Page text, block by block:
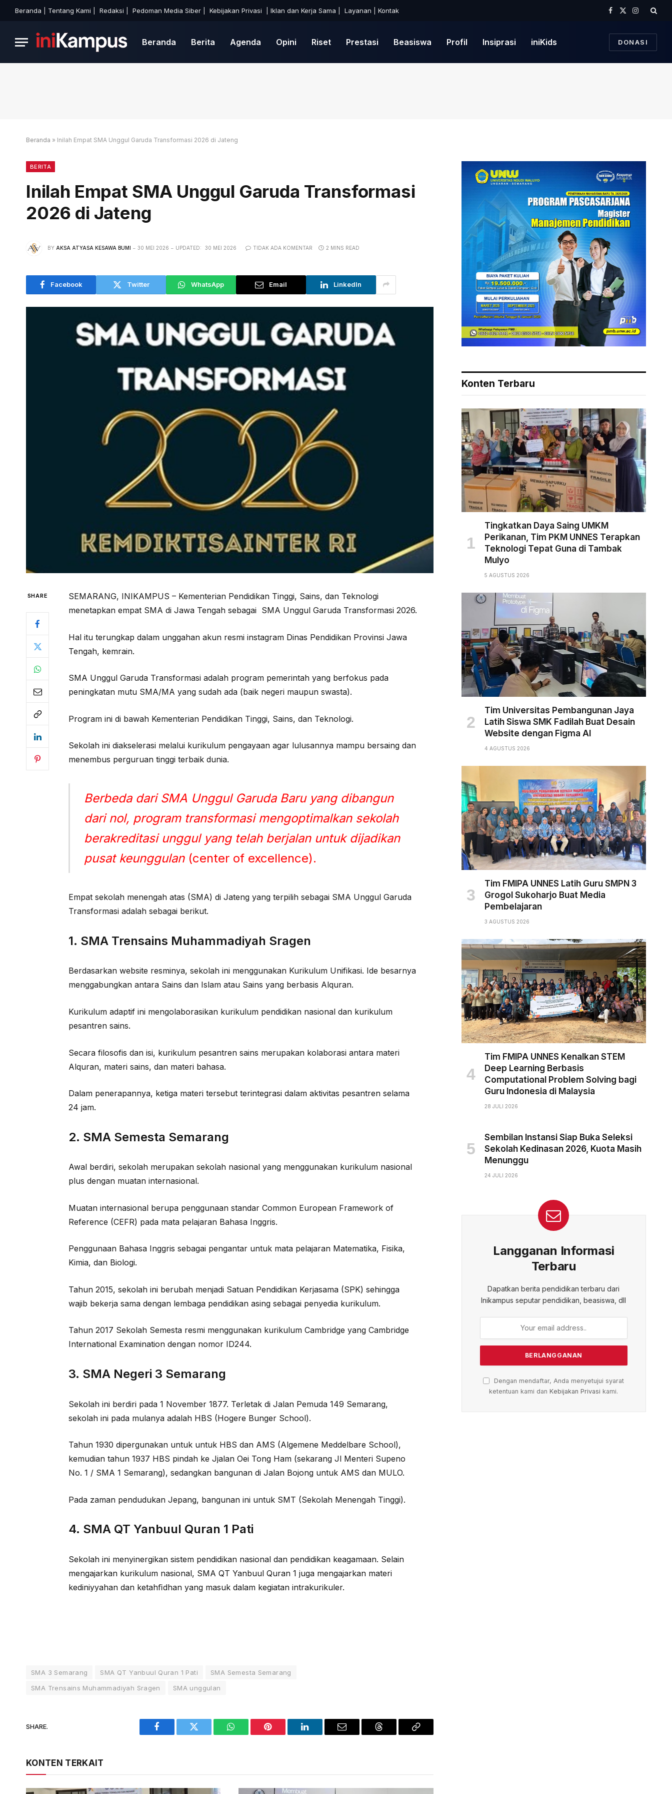
Beranda Tentang Kami Redaksi Pedoman Media Siber Kebijakan Privasi Iklan dan Kerja Sama Layanan Kontak
Facebook
X
Instagram
Beranda Berita Agenda Opini Riset Prestasi Beasiswa Profil Insiprasi iniKids DONASI
Beranda » Inilah Empat SMA Unggul Garuda Transformasi 2026 di Jateng
BERITA
Inilah Empat SMA Unggul Garuda Transformasi
2026 di Jateng
BY AKSA ATYASA KESAWA BUMI 30 MEI 2026 UPDATED: 30 MEI 2026 TIDAK ADA KOMENTAR 2 MINS READ
Facebook Twitter WhatsApp Email LinkedIn
SHARE
SEMARANG, INIKAMPUS – Kementerian Pendidikan Tinggi, Sains, dan Teknologi
menetapkan empat SMA di Jawa Tengah sebagai SMA Unggul Garuda Transformasi 2026.
Hal itu terungkap dalam unggahan akun resmi instagram Dinas Pendidikan Provinsi Jawa
Tengah, kemrain.
SMA Unggul Garuda Transformasi adalah program pemerintah yang berfokus pada
peningkatan mutu SMA/MA yang sudah ada (baik negeri maupun swasta).
Program ini di bawah Kementerian Pendidikan Tinggi, Sains, dan Teknologi.
Sekolah ini diakselerasi melalui kurikulum pengayaan agar lulusannya mampu bersaing dan
menembus perguruan tinggi terbaik dunia.
Berbeda dari SMA Unggul Garuda Baru yang dibangun
dari nol, program transformasi mengoptimalkan sekolah
berakreditasi unggul yang telah berjalan untuk dijadikan
pusat keunggulan (center of excellence).
Empat sekolah menengah atas (SMA) di Jateng yang terpilih sebagai SMA Unggul Garuda
Transformasi adalah sebagai berikut.
1. SMA Trensains Muhammadiyah Sragen
Berdasarkan website resminya, sekolah ini menggunakan Kurikulum Unifikasi. Ide besarnya
menggabungkan antara Sains dan Islam atau Sains yang berbasis Alquran.
Kurikulum adaptif ini mengolaborasikan kurikulum pendidikan nasional dan kurikulum
pesantren sains.
Secara filosofis dan isi, kurikulum pesantren sains merupakan kolaborasi antara materi
Alquran, materi sains, dan materi bahasa.
Dalam penerapannya, ketiga materi tersebut terintegrasi dalam aktivitas pesantren selama
24 jam.
2. SMA Semesta Semarang
Awal berdiri, sekolah merupakan sekolah nasional yang menggunakan kurikulum nasional
plus dengan muatan internasional.
Muatan internasional berupa penggunaan standar Common European Framework of
Reference (CEFR) pada mata pelajaran Bahasa Inggris.
Penggunaan Bahasa Inggris sebagai pengantar untuk mata pelajaran Matematika, Fisika,
Kimia, dan Biologi.
Tahun 2015, sekolah ini berubah menjadi Satuan Pendidikan Kerjasama (SPK) sehingga
wajib bekerja sama dengan lembaga pendidikan asing sebagai penyedia kurikulum.
Tahun 2017 Sekolah Semesta resmi menggunakan kurikulum Cambridge yang Cambridge
International Examination dengan nomor ID244.
3. SMA Negeri 3 Semarang
Sekolah ini berdiri pada 1 November 1877. Terletak di Jalan Pemuda 149 Semarang,
sekolah ini pada mulanya adalah HBS (Hogere Bunger School).
Tahun 1930 dipergunakan untuk untuk HBS dan AMS (Algemene Meddelbare School),
kemudian tahun 1937 HBS pindah ke Jjalan Oei Tong Ham (sekarang Jl Menteri Supeno
No. 1 / SMA 1 Semarang), sedangkan bangunan di Jalan Bojong untuk AMS dan MULO.
Pada zaman pendudukan Jepang, bangunan ini untuk SMT (Sekolah Menengah Tinggi).
4. SMA QT Yanbuul Quran 1 Pati
Sekolah ini menyinergikan sistem pendidikan nasional dan pendidikan keagamaan. Selain
mengajarkan kurikulum nasional, SMA QT Yanbuul Quran 1 juga mengajarkan materi
kediniyyahan dan ketahﬁdhan yang masuk dalam kegiatan intrakurikuler.
SMA 3 Semarang SMA QT Yanbuul Quran 1 Pati
SMA Semesta Semarang
SMA Trensains Muhammadiyah Sragen
SMA unggulan
SHARE.
Facebook Twitter WhatsAppPinterest LinkedIn Email Threads
Copy
KONTEN TERKAIT
Konten Terbaru
Tingkatkan Daya Saing UMKM
Perikanan, Tim PKM UNNES Terapkan
Teknologi Tepat Guna di Tambak
Mulyo
5 AGUSTUS 2026
Tim Universitas Pembangunan Jaya
Latih Siswa SMK Fadilah Buat Desain
Website dengan Figma AI
4 AGUSTUS 2026
Tim FMIPA UNNES Latih Guru SMPN 3
Grogol Sukoharjo Buat Media
Pembelajaran
3 AGUSTUS 2026
Tim FMIPA UNNES Kenalkan STEM
Deep Learning Berbasis
Computational Problem Solving bagi
Guru Indonesia di Malaysia
28 JULI 2026
Sembilan Instansi Siap Buka Seleksi
Sekolah Kedinasan 2026, Kuota Masih
Menunggu
24 JULI 2026
Langganan Informasi
Terbaru
Dapatkan berita pendidikan terbaru dari
Inikampus seputar pendidikan, beasiswa, dll
Dengan mendaftar, Anda menyetujui syarat
ketentuan kami danKebijakan Privasi kami.